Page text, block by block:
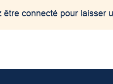
être connecté pour laisser